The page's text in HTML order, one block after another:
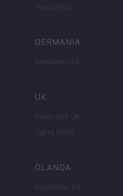
InvestirMag
GERMANIA
Investieren24
UK
News Hub UK
Lgbtq News
OLANDA
Investeren 24